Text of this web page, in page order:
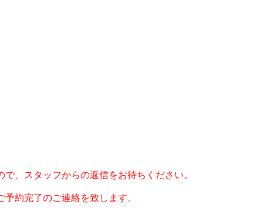
、スタッフからの返信をお待ちください。
約完了のご連絡を致します。